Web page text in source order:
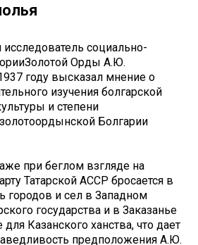
социально-
Орды А.Ю.
году высказал мнение о
изучения болгарской
и степени
Болгарии
при беглом взгляде на
Татарской АССР бросается в
городов и сел в Западном
государства и в Заказанье
Казанского ханства, что дает
предположения А.Ю.